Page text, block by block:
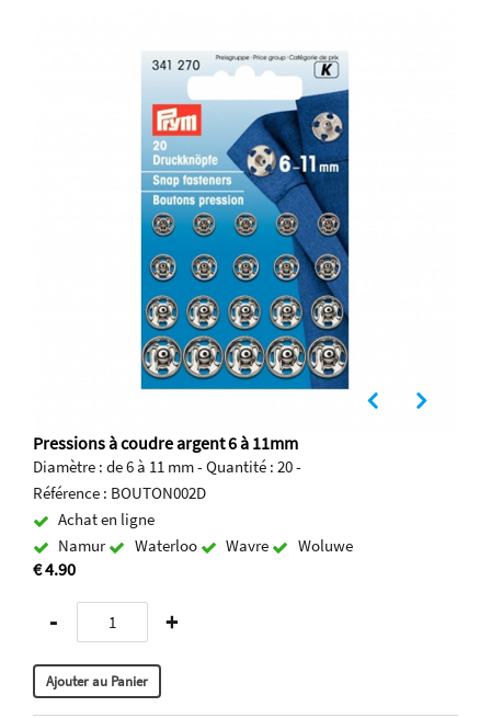
Pressions à coudre argent 6 à 11mm
Diamètre : de 6 à 11 mm - Quantité : 20 -
Référence : BOUTON002D
Achat en ligne
Namur
Waterloo Wavre Woluwe
€ 4.90
- +